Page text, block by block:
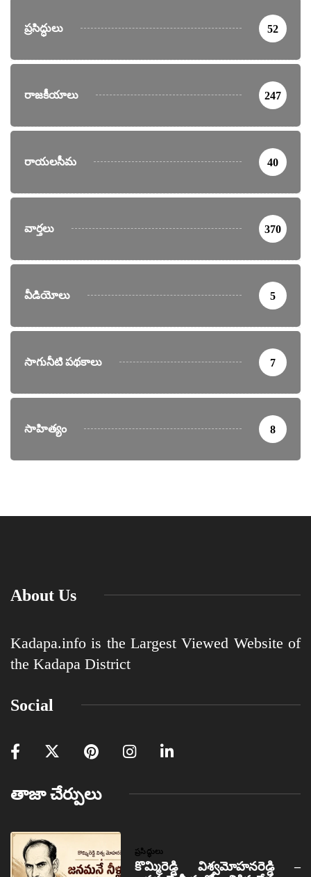
ప్రసిద్ధులు 52
రాజకీయాలు 247
రాయలసీమ 40
వార్తలు 370
వీడియోలు 5
సాగునీటి పథకాలు 7
సాహిత్యం 8
About Us
Kadapa.info is the Largest Viewed Website of
the Kadapa District
Social
తాజా చేర్పులు
ప్రసిద్ధులు
కొమ్మిరెడ్డి విశ్వమోహనరెడ్డి –